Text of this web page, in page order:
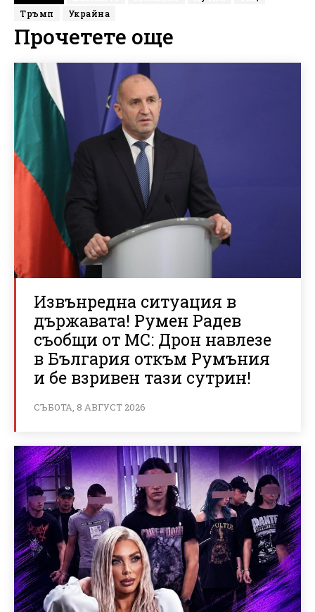
Тръмп
Украйна
Прочетете още
Извънредна ситуация в
държавата! Румен Радев
съобщи от МС: Дрон навлезе
в България откъм Румъния
и бе взривен тази сутрин!
СЪБОТА, 8 АВГУСТ 2026